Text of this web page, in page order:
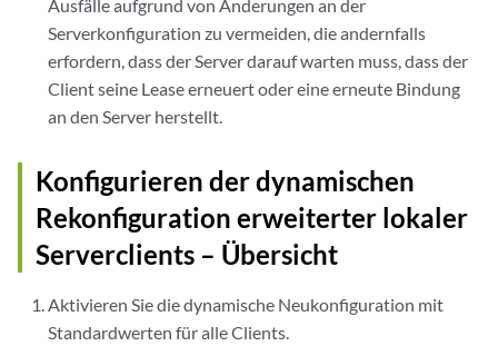
Ausfälle aufgrund von Änderungen an der
Serverkonfiguration zu vermeiden, die andernfalls
erfordern, dass der Server darauf warten muss, dass der
Client seine Lease erneuert oder eine erneute Bindung
an den Server herstellt.
Konfigurieren der dynamischen
Rekonfiguration erweiterter lokaler
Serverclients – Übersicht
Aktivieren Sie die dynamische Neukonfiguration mit
Standardwerten für alle Clients.